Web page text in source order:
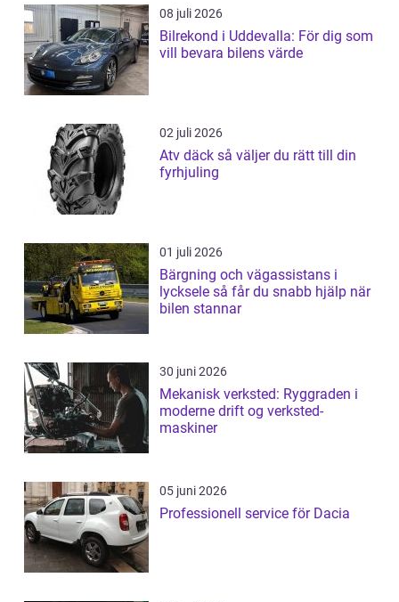
08 juli 2026
Bilrekond i Uddevalla: För dig som
vill bevara bilens värde
02 juli 2026
Atv däck så väljer du rätt till din
fyrhjuling
01 juli 2026
Bärgning och vägassistans i
lycksele så får du snabb hjälp när
bilen stannar
30 juni 2026
Mekanisk verksted: Ryggraden i
moderne drift og verksted-
maskiner
05 juni 2026
Professionell service för Dacia